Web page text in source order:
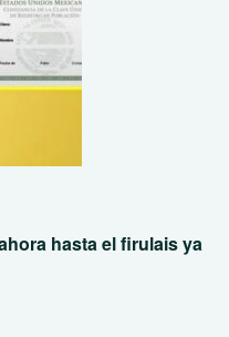
hasta el firulais ya